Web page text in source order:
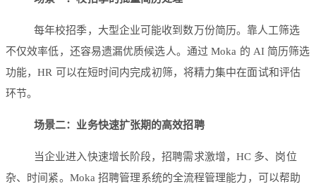
每年校招季，大型企业可能收到数万份简历。靠人工筛选
不仅效率低，还容易遗漏优质候选人。通过 Moka 的 AI 简历筛选
功能，HR 可以在短时间内完成初筛，将精力集中在面试和评估
环节。
场景二：业务快速扩张期的高效招聘
当企业进入快速增长阶段，招聘需求激增，HC 多、岗位
杂、时间紧。Moka 招聘管理系统的全流程管理能力，可以帮助